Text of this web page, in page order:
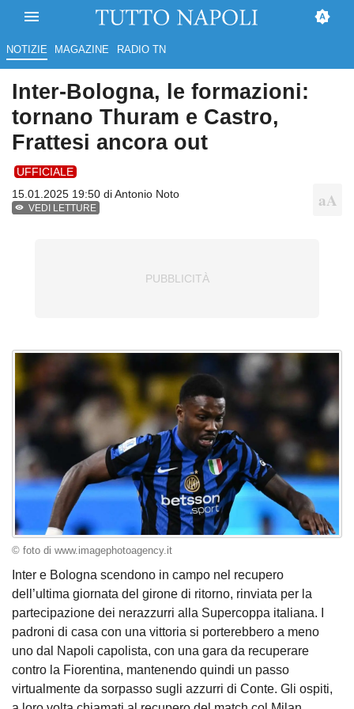
NOTIZIE MAGAZINE RADIO TN
Inter-Bologna, le formazioni:
tornano Thuram e Castro,
Frattesi ancora out
UFFICIALE
15.01.2025 19:50 diAntonio Noto
VEDI LETTURE
© foto di www.imagephotoagency.it
Inter e Bologna scendono in campo nel recupero
dell’ultima giornata del girone di ritorno, rinviata per la
partecipazione dei nerazzurri alla Supercoppa italiana. I
padroni di casa con una vittoria si porterebbero a meno
uno dal Napoli capolista, con una gara da recuperare
contro la Fiorentina, mantenendo quindi un passo
virtualmente da sorpasso sugli azzurri di Conte. Gli ospiti,